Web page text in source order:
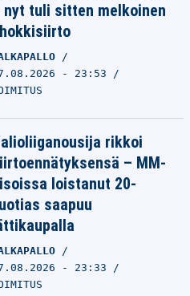
nyt tuli sitten melkoinen
- 23:53
rikkoi
– MM-
loistanut 20-
saapuu
- 23:33